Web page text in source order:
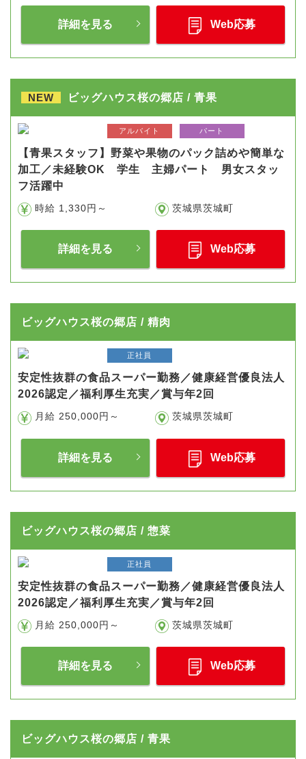
詳細を見る Web応募
NEW ビッグハウス桜の郷店 / 青果
アルバイト パート
【青果スタッフ】野菜や果物のパック詰めや簡単な
加工／未経験OK 学生 主婦パート 男女スタッ
フ活躍中
時給 1,330円～ 茨城県茨城町
詳細を見る Web応募
ビッグハウス桜の郷店 / 精肉
正社員
安定性抜群の食品スーパー勤務／健康経営優良法人
2026認定／福利厚生充実／賞与年2回
月給 250,000円～ 茨城県茨城町
詳細を見る Web応募
ビッグハウス桜の郷店 / 惣菜
正社員
安定性抜群の食品スーパー勤務／健康経営優良法人
2026認定／福利厚生充実／賞与年2回
月給 250,000円～ 茨城県茨城町
詳細を見る Web応募
ビッグハウス桜の郷店 / 青果